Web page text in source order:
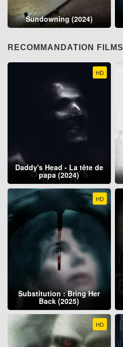
Sundowning (2024)
RECOMMANDATION FILMS
HD
Daddy's Head - La tête de
papa (2024)
HD
Substitution : Bring Her
Back (2025)
HD